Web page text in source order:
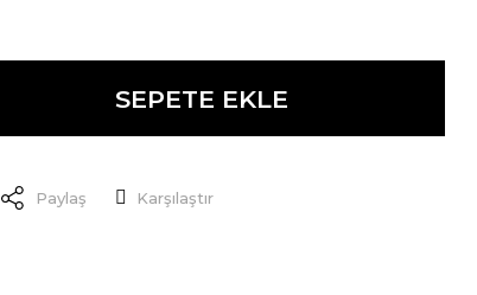
SEPETE EKLE
Paylaş Karşılaştır